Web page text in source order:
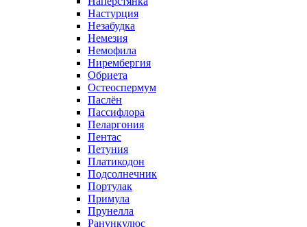
Настурция
Незабудка
Немезия
Немофила
Нирембергия
Обриета
Остеоспермум
Паслён
Пассифлора
Пеларгония
Пентас
Петуния
Платикодон
Подсолнечник
Портулак
Примула
Прунелла
Ранункулюс